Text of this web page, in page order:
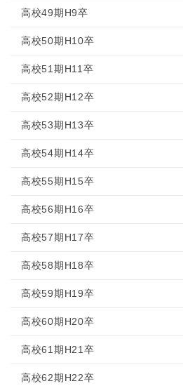
高校49期H9卒
高校50期H10卒
高校51期H11卒
高校52期H12卒
高校53期H13卒
高校54期H14卒
高校55期H15卒
高校56期H16卒
高校57期H17卒
高校58期H18卒
高校59期H19卒
高校60期H20卒
高校61期H21卒
高校62期H22卒